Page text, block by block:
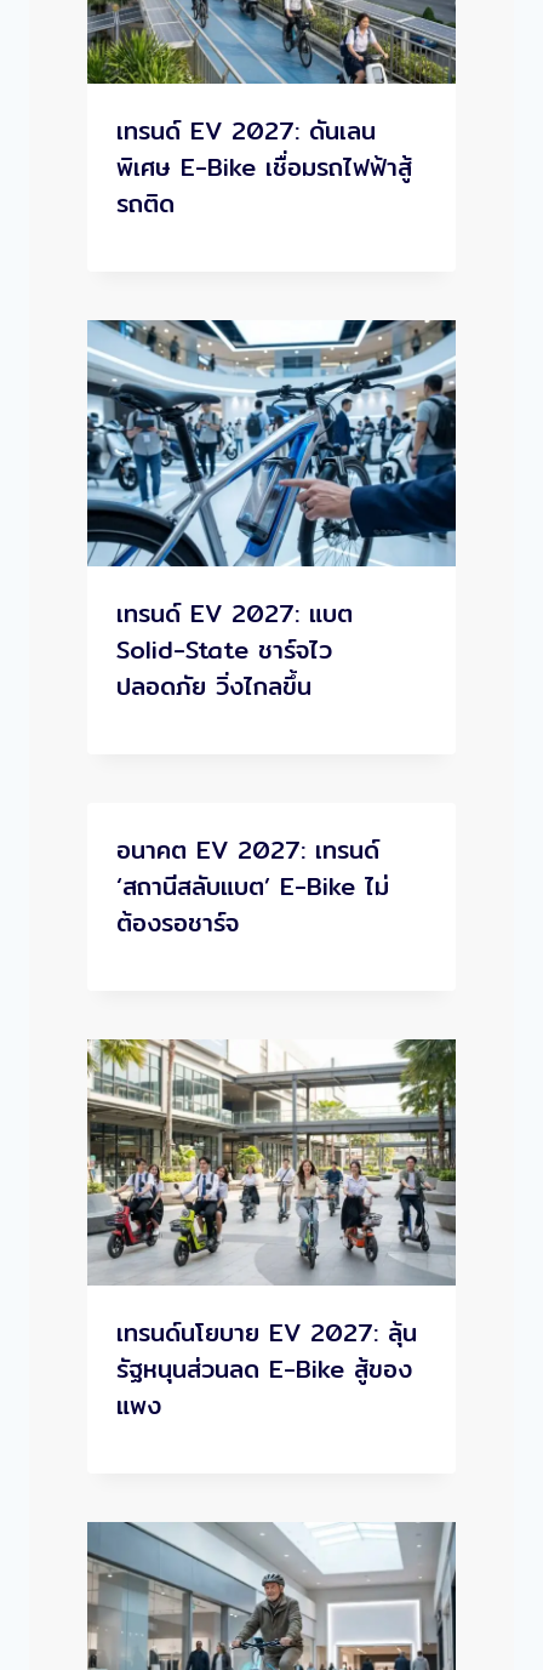
เทรนด์ EV 2027: ดันเลน
พิเศษ E-Bike เชื่อมรถไฟฟ้าสู้
รถติด
เทรนด์ EV 2027: แบต
Solid-State ชาร์จไว
ปลอดภัย วิ่งไกลขึ้น
อนาคต EV 2027: เทรนด์
‘สถานีสลับแบต’ E-Bike ไม่
ต้องรอชาร์จ
เทรนด์นโยบาย EV 2027: ลุ้น
รัฐหนุนส่วนลด E-Bike สู้ของ
แพง